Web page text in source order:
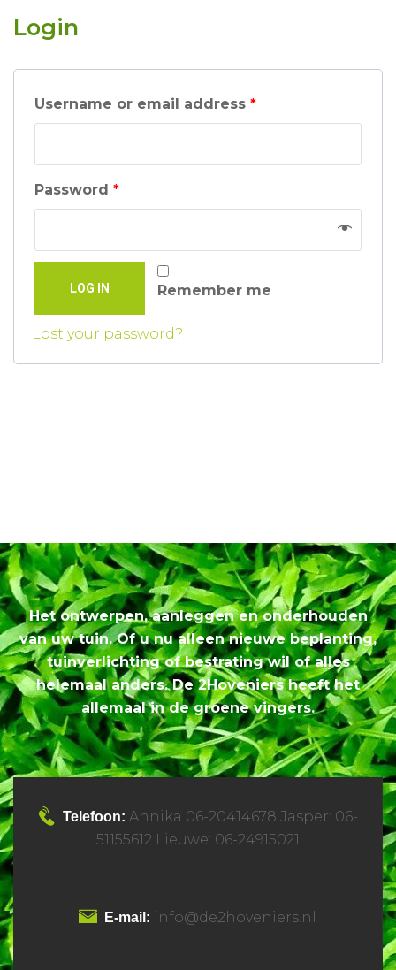
Login
Username or email address *
Password *
Remember me
LOG IN
Lost your password?
Het ontwerpen, aanleggen en onderhouden
van uw tuin. Of u nu alleen nieuwe beplanting,
tuinverlichting of bestrating wil of alles
helemaal anders. De 2Hoveniers heeft het
allemaal in de groene vingers.
Telefoon: Annika 06-20414678 Jasper: 06-
51155612 Lieuwe: 06-24915021
E-mail: info@de2hoveniers.nl